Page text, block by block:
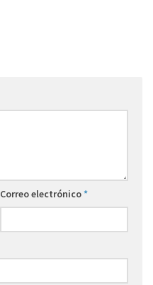
Correo electrónico*